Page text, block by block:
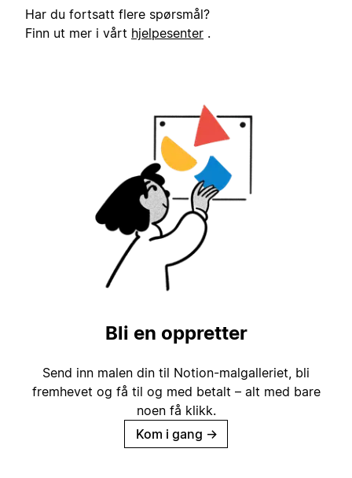
Har du fortsatt flere spørsmål?
Finn ut mer i vårt hjelpesenter .
Bli en oppretter
Send inn malen din til Notion-malgalleriet, bli
fremhevet og få til og med betalt – alt med bare
noen få klikk.
Kom i gang →